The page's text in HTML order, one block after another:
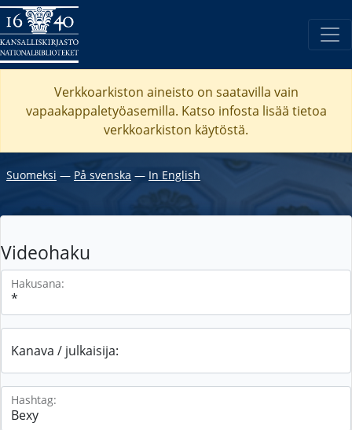
Verkkoarkiston aineisto on saatavilla vain
vapaakappaletyöasemilla. Katso infosta lisää tietoa
verkkoarkiston käytöstä.
Suomeksi ― På svenska ― In English
Videohaku
Hakusana:
Kanava / julkaisija:
Hashtag: